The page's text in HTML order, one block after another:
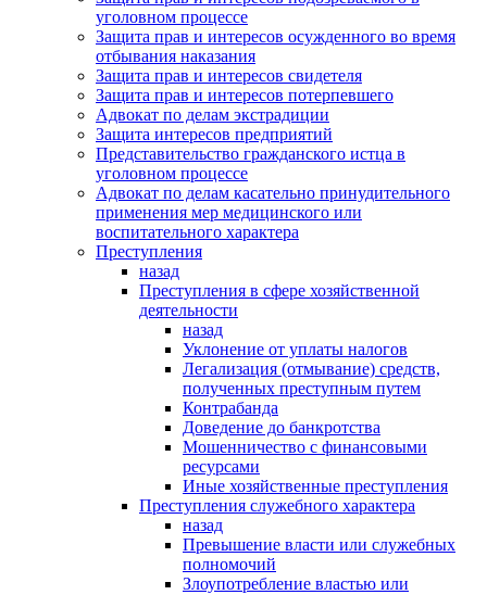
уголовном процессе
Защита прав и интересов осужденного во время
отбывания наказания
Защита прав и интересов свидетеля
Защита прав и интересов потерпевшего
Адвокат по делам экстрадиции
Защита интересов предприятий
Представительство гражданского истца в
уголовном процессе
Адвокат по делам касательно принудительного
применения мер медицинского или
воспитательного характера
Преступления
назад
Преступления в сфере хозяйственной
деятельности
назад
Уклонение от уплаты налогов
Легализация (отмывание) средств,
полученных преступным путем
Контрабанда
Доведение до банкротства
Мошенничество с финансовыми
ресурсами
Иные хозяйственные преступления
Преступления служебного характера
назад
Превышение власти или служебных
полномочий
Злоупотребление властью или